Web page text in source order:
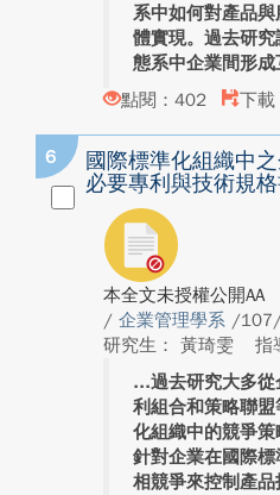
系中如何對產品
體實現。過去研
態系中企業間形
點閱：402
下
6
國際標準化組織中
必要專利與技術規
本全文未授權公開AA
/ 企業管理學系 /
研究生： 黃琦雯
指
過去研究大多
利組合和策略聯
化組織中的競爭
針對企業在國際
相競爭來控制產